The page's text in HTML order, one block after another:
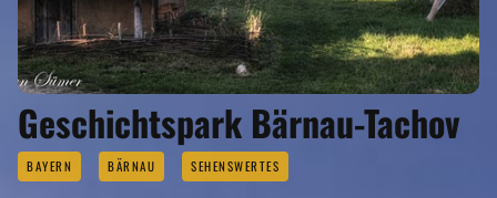
Geschichtspark Bärnau-Tachov
BAYERN BÄRNAU SEHENSWERTES